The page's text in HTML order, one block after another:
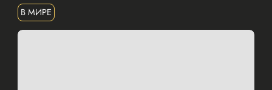
В МИРЕ